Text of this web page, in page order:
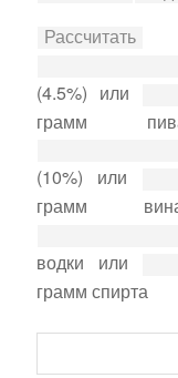
(4.5%) или
грамм
(10%) или
грамм
водки или
грамм спирта